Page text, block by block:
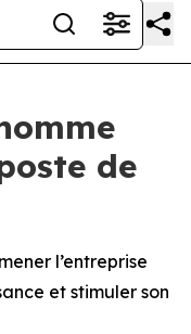
de
l’entreprise
et stimuler son